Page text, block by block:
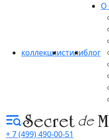
коллекциистилиблог
О
+ 7 (499) 490-00-51